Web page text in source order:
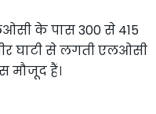
के पास 300 से 415
घाटी से लगती एलओसी
मौजूद हैं।